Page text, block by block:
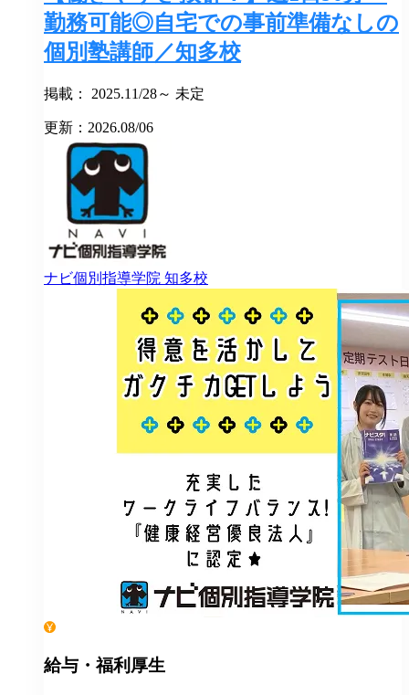
勤務可能◎自宅での事前準備なしの
個別塾講師／知多校
掲載： 2025.11/28～ 未定
更新：2026.08/06
ナビ個別指導学院 知多校
給与・福利厚生